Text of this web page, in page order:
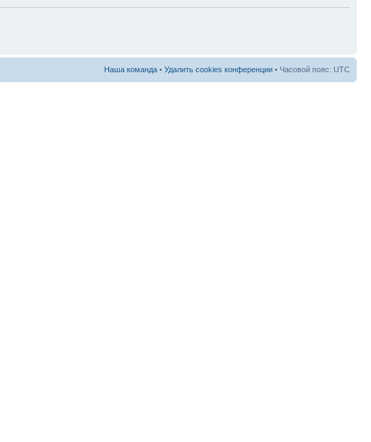
Наша команда • Удалить cookies конференции • Часовой пояс: UTC